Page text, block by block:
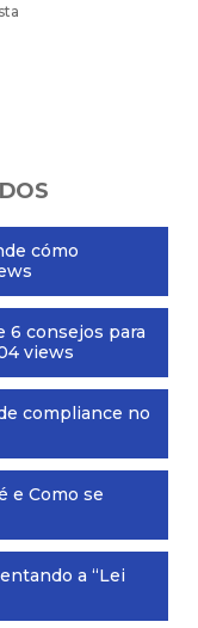
cómo
6 consejos para
views
compliance no
e Como se
a “Lei